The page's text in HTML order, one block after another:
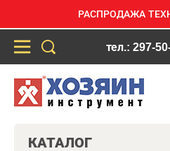
РАСПРОДАЖА
тел.: 297-
КАТАЛОГ